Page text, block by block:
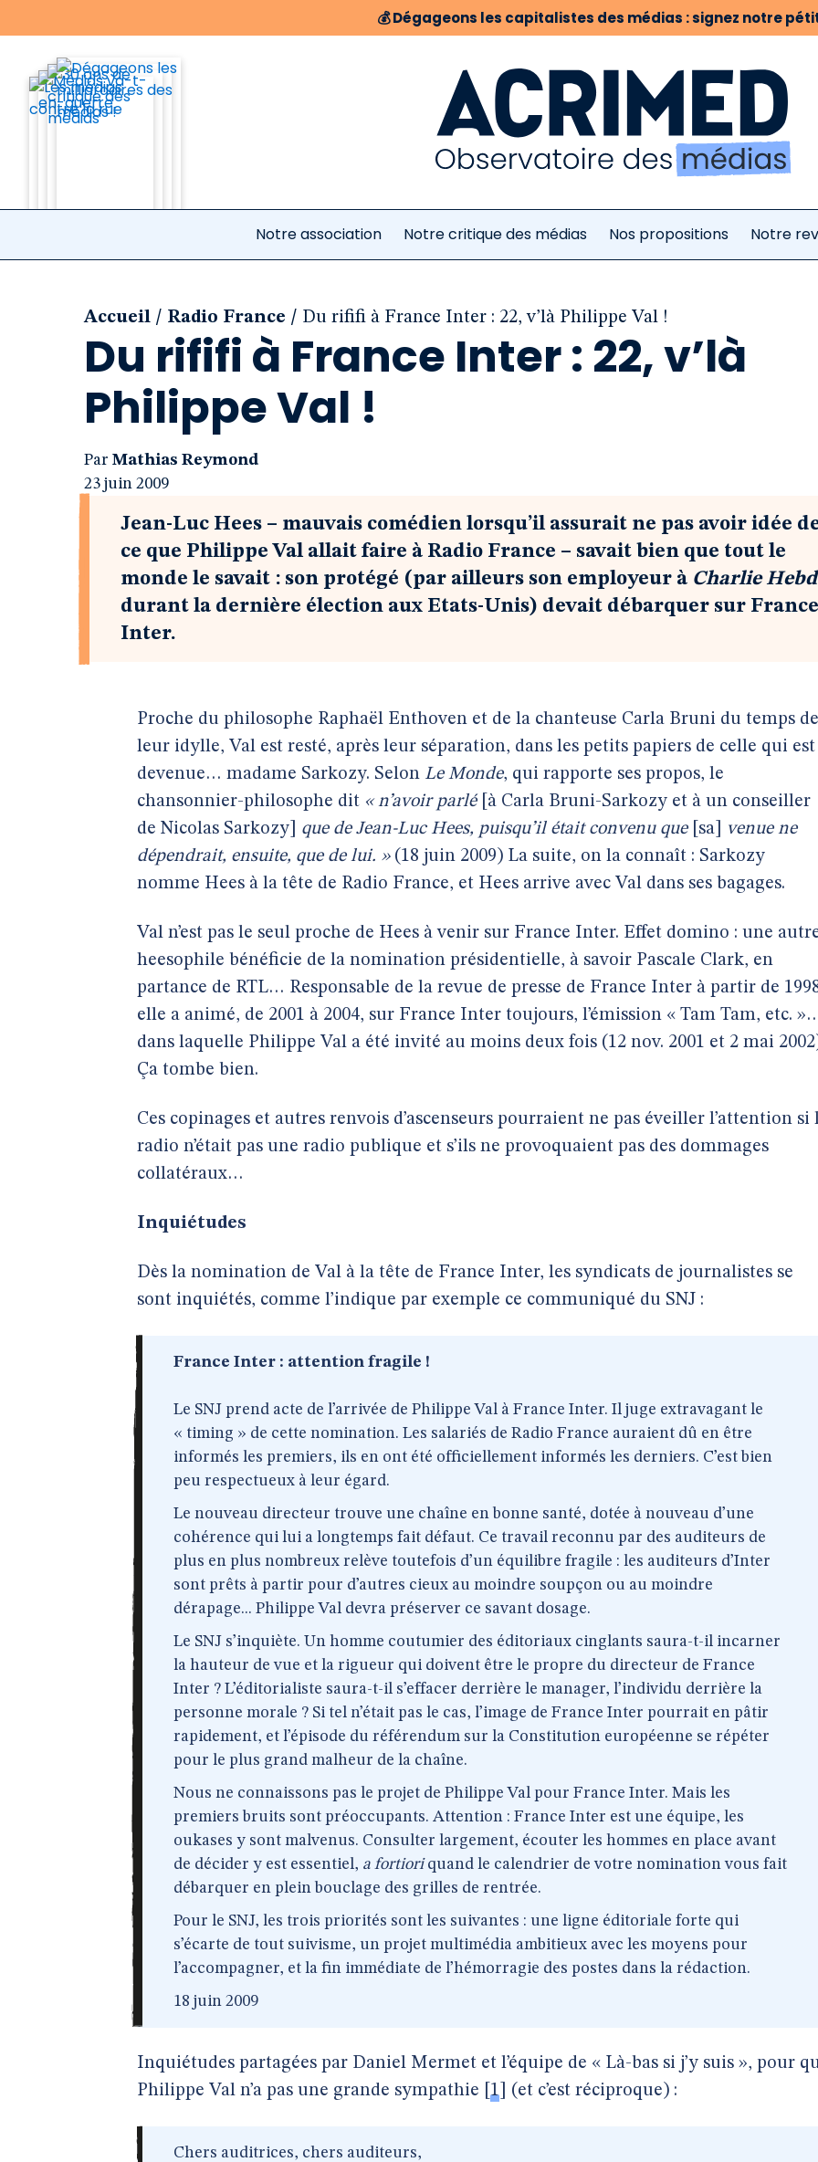
💰Dégageons les capitalistes des médias : signez notre
Notre association Notre critique des médias Nos propositions Notre
Accueil / Radio France / Du rififi à France Inter : 22, v’là Philippe Val !
Du rififi à France Inter : 22, v’là
Philippe Val !
Par Mathias Reymond
23 juin 2009
Jean-Luc Hees – mauvais comédien lorsqu’il assurait ne pas avoir idée
ce que Philippe Val allait faire à Radio France – savait bien que tout le
monde le savait : son protégé (par ailleurs son employeur à Charlie
durant la dernière élection aux Etats-Unis) devait débarquer sur France
Inter.
Proche du philosophe Raphaël Enthoven et de la chanteuse Carla Bruni du temps de
leur idylle, Val est resté, après leur séparation, dans les petits papiers de celle qui est
devenue… madame Sarkozy. Selon Le Monde, qui rapporte ses propos, le
chansonnier-philosophe dit « n’avoir parlé [à Carla Bruni-Sarkozy et à un conseiller
de Nicolas Sarkozy] que de Jean-Luc Hees, puisqu’il était convenu que [sa]
venue ne
dépendrait, ensuite, que de lui. »(18 juin 2009) La suite, on la connaît : Sarkozy
nomme Hees à la tête de Radio France, et Hees arrive avec Val dans ses bagages.
Val n’est pas le seul proche de Hees à venir sur France Inter. Effet domino : une
heesophile bénéficie de la nomination présidentielle, à savoir Pascale Clark, en
partance de RTL… Responsable de la revue de presse de France Inter à partir de
elle a animé, de 2001 à 2004, sur France Inter toujours, l’émission « Tam Tam, etc.
dans laquelle Philippe Val a été invité au moins deux fois (12 nov. 2001 et 2 mai
Ça tombe bien.
Ces copinages et autres renvois d’ascenseurs pourraient ne pas éveiller l’attention si
radio n’était pas une radio publique et s’ils ne provoquaient pas des dommages
collatéraux…
Inquiétudes
Dès la nomination de Val à la tête de France Inter, les syndicats de journalistes se
sont inquiétés, comme l’indique par exemple ce communiqué du SNJ :
France Inter : attention fragile !
Le SNJ prend acte de l’arrivée de Philippe Val à France Inter. Il juge extravagant le
« timing » de cette nomination. Les salariés de Radio France auraient dû en être
informés les premiers, ils en ont été officiellement informés les derniers. C’est bien
peu respectueux à leur égard.
Le nouveau directeur trouve une chaîne en bonne santé, dotée à nouveau d’une
cohérence qui lui a longtemps fait défaut. Ce travail reconnu par des auditeurs de
plus en plus nombreux relève toutefois d’un équilibre fragile : les auditeurs d’Inter
sont prêts à partir pour d’autres cieux au moindre soupçon ou au moindre
dérapage... Philippe Val devra préserver ce savant dosage.
Le SNJ s’inquiète. Un homme coutumier des éditoriaux cinglants saura-t-il incarner
la hauteur de vue et la rigueur qui doivent être le propre du directeur de France
Inter ? L’éditorialiste saura-t-il s’effacer derrière le manager, l’individu derrière la
personne morale ? Si tel n’était pas le cas, l’image de France Inter pourrait en pâtir
rapidement, et l’épisode du référendum sur la Constitution européenne se répéter
pour le plus grand malheur de la chaîne.
Nous ne connaissons pas le projet de Philippe Val pour France Inter. Mais les
premiers bruits sont préoccupants. Attention : France Inter est une équipe, les
oukases y sont malvenus. Consulter largement, écouter les hommes en place avant
de décider y est essentiel, a fortioriquand le calendrier de votre nomination vous fait
débarquer en plein bouclage des grilles de rentrée.
Pour le SNJ, les trois priorités sont les suivantes : une ligne éditoriale forte qui
s’écarte de tout suivisme, un projet multimédia ambitieux avec les moyens pour
l’accompagner, et la fin immédiate de l’hémorragie des postes dans la rédaction.
18 juin 2009
Inquiétudes partagées par Daniel Mermet et l’équipe de « Là-bas si j’y suis », pour
Philippe Val n’a pas une grande sympathie
1 (et c’est réciproque) :
Chers auditrices, chers auditeurs,